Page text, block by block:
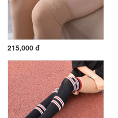
215,000 đ